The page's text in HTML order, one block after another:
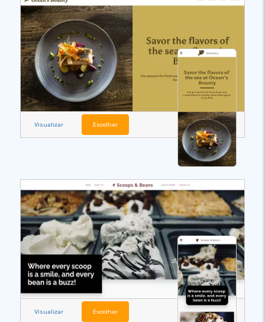
Visualizar Escolher
Visualizar Escolher